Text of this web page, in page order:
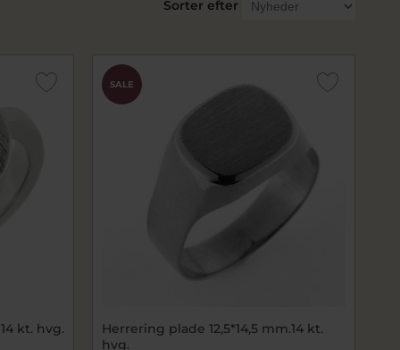
Sorter efter
kt. hvg.
SALE
Herrering plade 12,5*14,5 mm.14 kt.
hvg.